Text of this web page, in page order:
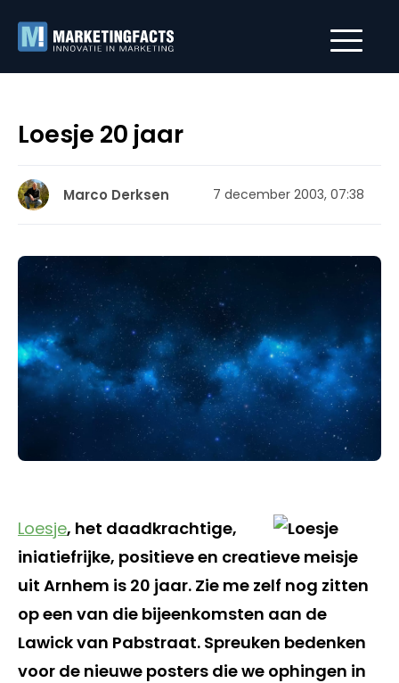
Loesje 20 jaar
Marco Derksen 7 december 2003, 07:38
Loesje, het daadkrachtige,
iniatiefrijke, positieve en creatieve meisje
uit Arnhem is 20 jaar. Zie me zelf nog zitten
op een van die bijeenkomsten aan de
Lawick van Pabstraat. Spreuken bedenken
voor de nieuwe posters die we ophingen in